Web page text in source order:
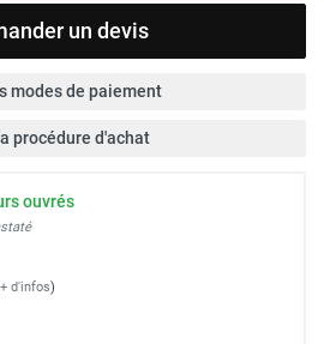
un devis
modes de paiement
procédure d'achat
ouvrés
+ d'infos)